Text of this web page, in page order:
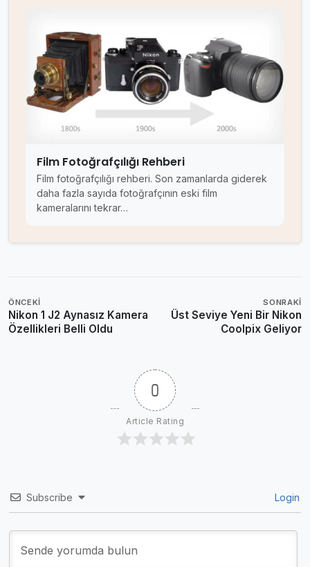
Film Fotoğrafçılığı Rehberi
Film fotoğrafçılığı rehberi. Son zamanlarda giderek
daha fazla sayıda fotoğrafçının eski film
kameralarını tekrar…
ÖNCEKI
Nikon 1 J2 Aynasız Kamera
Özellikleri Belli Oldu
SONRAKI
Üst Seviye Yeni Bir Nikon
Coolpix Geliyor
0
Article Rating
Subscribe Login